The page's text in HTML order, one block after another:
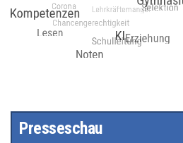
Presseschau